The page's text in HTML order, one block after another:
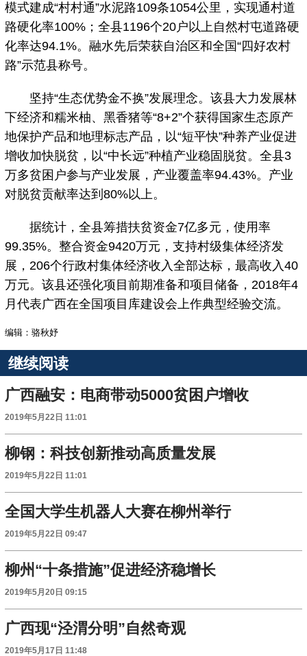
模式建成“村村通”水泥路109条1054公里，实现通村道
路硬化率100%；全县1196个20户以上自然村屯道路硬
化率达94.1%。融水先后荣获自治区和全国“四好农村
路”示范县称号。
坚持“生态优势金不换”发展理念。该县大力发展林
下经济和糯米柚、黑香猪等“8+2”个获得国家生态原产
地保护产品和地理标志产品，以“短平快”种养产业促进
增收加快脱贫，以“中长远”种植产业稳固脱贫。全县3
万多贫困户参与产业发展，产业覆盖率94.43%。产业
对脱贫贡献率达到80%以上。
据统计，全县筹措扶贫资金7亿多元，使用率
99.35%。整合资金9420万元，支持村级集体经济发
展，206个行政村集体经济收入全部达标，最高收入40
万元。该县还强化项目前期准备和项目储备，2018年4
月代表广西在全国项目库建设会上作典型经验交流。
编辑：骆秋妤
继续阅读
广西融安：电商带动5000贫困户增收
2019年5月22日 11:01
柳钢：科技创新推动高质量发展
2019年5月22日 11:01
全国大学生机器人大赛在柳州举行
2019年5月22日 09:47
柳州“十条措施”促进经济稳增长
2019年5月20日 09:15
广西现“泾渭分明”自然奇观
2019年5月17日 11:48